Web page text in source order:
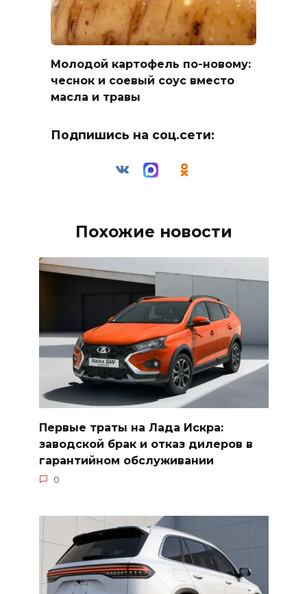
Молодой картофель по-новому:
чеснок и соевый соус вместо
масла и травы
Подпишись на соц.сети:
Похожие новости
Первые траты на Лада Искра:
заводской брак и отказ дилеров в
гарантийном обслуживании
0